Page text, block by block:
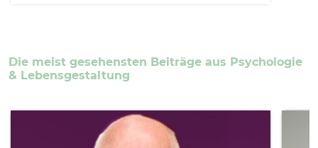
Die meist gesehensten Beiträge aus Psychologie
& Lebensgestaltung